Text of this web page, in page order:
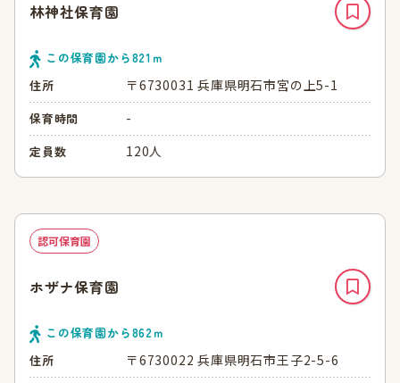
林神社保育園
この保育園から821 ｍ
住所
〒6730031 兵庫県明石市宮の上5-1
保育時間 -
定員数 120人
認可保育園
ホザナ保育園
この保育園から862ｍ
住所
〒6730022 兵庫県明石市王子2-5-6